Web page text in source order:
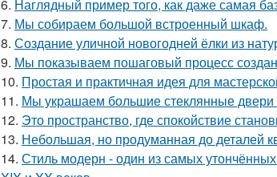
6. Наглядный пример того, как даже самая
7. Мы собираем большой встроенный шкаф.
8. Создание уличной новогодней ёлки из
9. Мы показываем пошаговый процесс
10. Простая и практичная идея для
11. Мы украшаем большие стеклянные
12. Это пространство, где спокойствие
13. Небольшая, но продуманная до деталей
14. Стиль модерн - один из самых